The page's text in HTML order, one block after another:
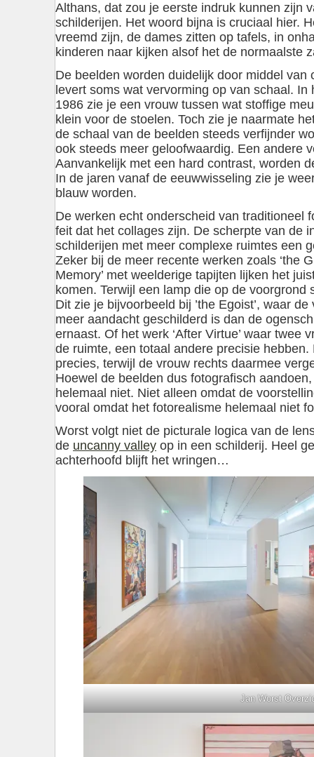
Althans, dat zou je eerste indruk kunnen zijn
schilderijen. Het woord bijna is cruciaal hier.
vreemd zijn, de dames zitten op tafels, in
kinderen naar kijken alsof het de normaalste
De beelden worden duidelijk door middel van
levert soms wat vervorming op van schaal. In
1986 zie je een vrouw tussen wat stoffige
klein voor de stoelen. Toch zie je naarmate
de schaal van de beelden steeds verfijnder
ook steeds meer geloofwaardig. Een andere
Aanvankelijk met een hard contrast, worden
In de jaren vanaf de eeuwwisseling zie je
blauw worden.
De werken echt onderscheid van traditioneel
feit dat het collages zijn. De scherpte van de
schilderijen met meer complexe ruimtes een
Zeker bij de meer recente werken zoals ‘the
Memory’ met weelderige tapijten lijken het
komen. Terwijl een lamp die op de
Dit zie je bijvoorbeeld bij ’the Egoist’, waar
meer aandacht geschilderd is dan de
ernaast. Of het werk ‘After Virtue’ waar twee
de ruimte, een totaal andere precisie
precies, terwijl de vrouw rechts daarmee
Hoewel de beelden dus fotografisch
helemaal niet. Niet alleen omdat de
vooral omdat het fotorealisme helemaal niet
Worst volgt niet de picturale logica van de
de uncanny valley op in een schilderij. Heel
achterhoofd blijft het wringen…
Jan Worst